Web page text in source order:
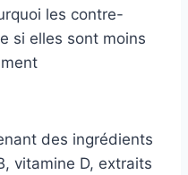
les contre-
si elles sont moins
des ingrédients
vitamine D, extraits